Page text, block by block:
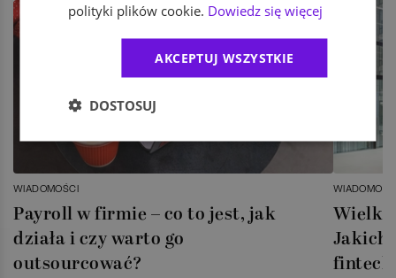
WIADOMOŚCI
Payroll w firmie – co to jest, jak
działa i czy warto go
outsourcować?
Jakich
polityki plików cookie. Dowiedz się więcej
AKCEPTUJ WSZYSTKIE
DOSTOSUJ